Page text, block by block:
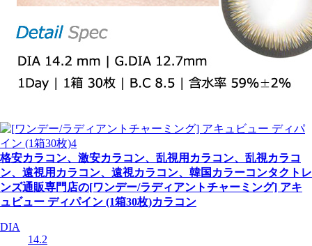
格安カラコン、激安カラコン、乱視用カラコン、乱視カラコ
ン、遠視用カラコン、遠視カラコン、韓国カラーコンタクトレ
ンズ通販専門店の[ワンデー/ラディアントチャーミング] アキ
ュビュー ディパイン (1箱30枚)カラコン
DIA
14.2